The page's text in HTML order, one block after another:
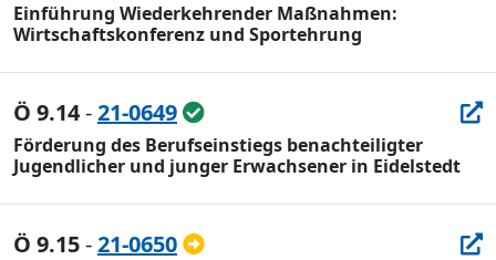
Einführung Wiederkehrender Maßnahmen:
Wirtschaftskonferenz und Sportehrung
Ö 9.14-21-0649
Förderung des Berufseinstiegs benachteiligter
Jugendlicher und junger Erwachsener in Eidelstedt
Ö 9.15-21-0650